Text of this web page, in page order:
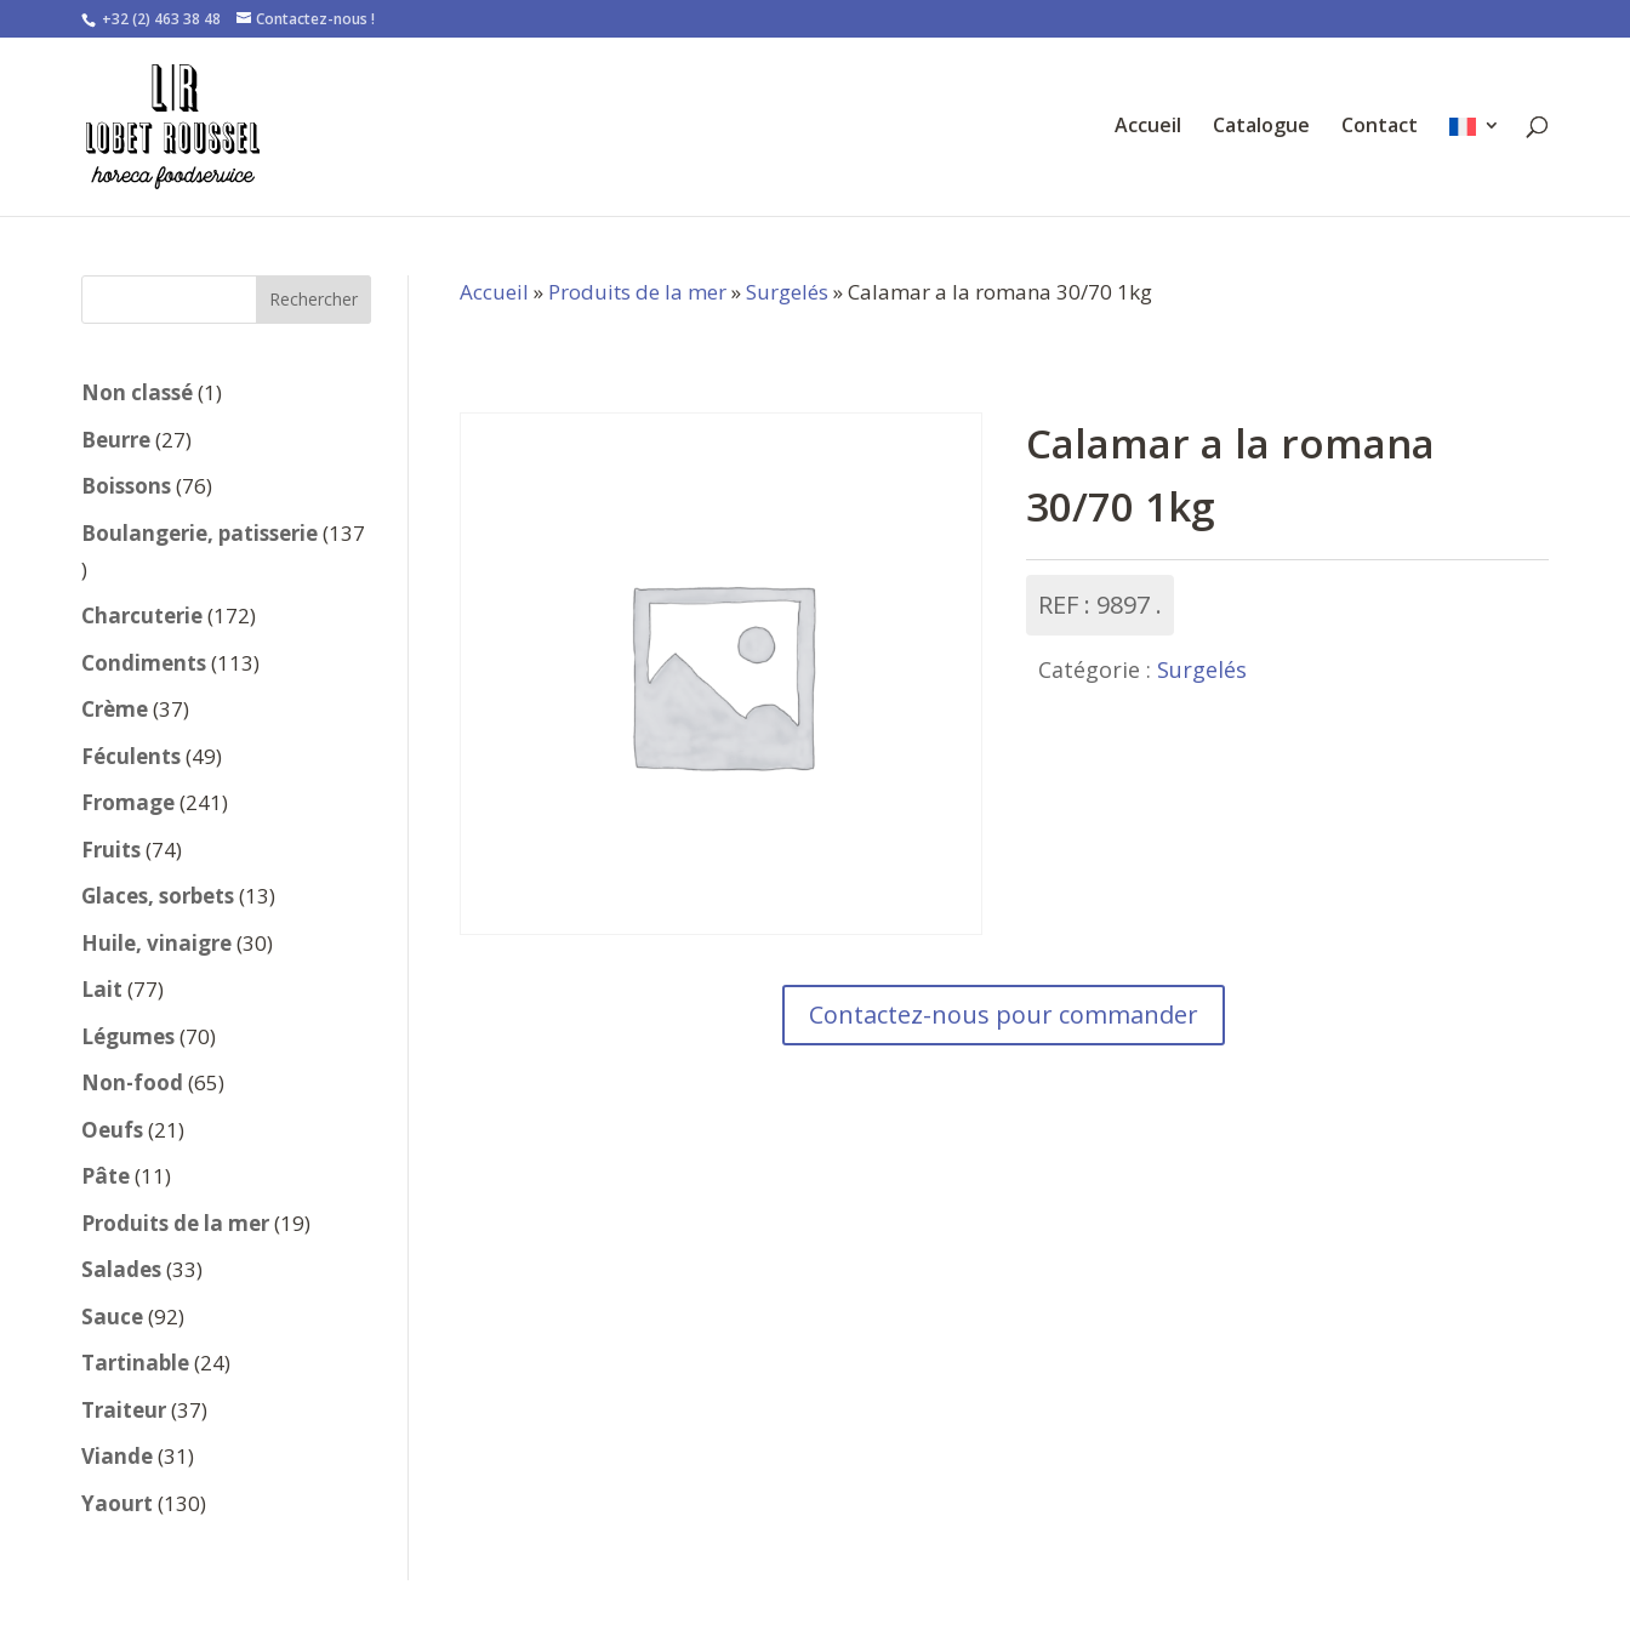
+32 (2) 463 38 48 Contactez-nous !
Accueil Catalogue Contact
Rechercher
Non classé 11
Beurre 2727
produits
Boissons 7676
produits
Boulangerie, patisserie 137
137
produits
Charcuterie 172172
produits
Condiments 113113
Crème 3737
produits
Féculents 4949
produits
Fromage 241241
Fruits 7474
produits
Glaces, sorbets 1313
produits
Huile, vinaigre 3030
Lait 7777
produits
Légumes 7070
produits
Non-food 6565
Oeufs 2121
Pâte 1111
produits
Produits de la mer 1919
Salades 3333
Sauce 9292
produits
Tartinable 2424
Traiteur 3737
Viande 3131
produits
Yaourt 130130
Accueil » Produits de la mer»Surgelés » Calamar a la romana 30/70 1kg
Calamar a la romana
30/70 1kg
REF : 9897
Catégorie : Surgelés
Contactez-nous pour commander